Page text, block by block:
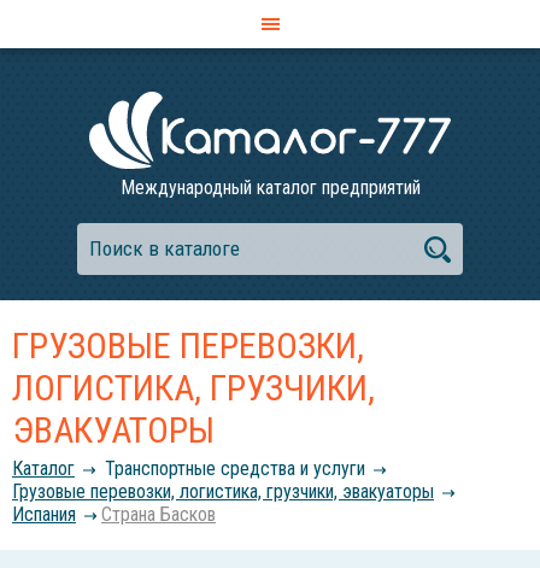
Международный каталог предприятий
ГРУЗОВЫЕ ПЕРЕВОЗКИ,
ЛОГИСТИКА, ГРУЗЧИКИ,
ЭВАКУАТОРЫ
Каталог
Транспортные средства и услуги
Грузовые перевозки, логистика, грузчики, эвакуаторы
Испания
Страна Басков